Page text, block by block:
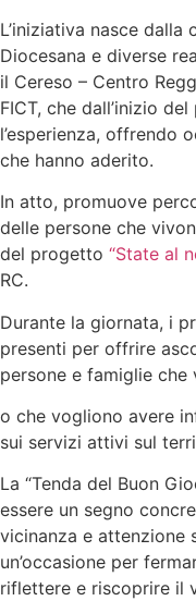
L’iniziativa nasce
Diocesana e diverse
il Cereso – Centro
FICT, che dall’inizio
l’esperienza, offrendo
che hanno aderito.
In atto, promuove
delle persone che
del progetto “State al
RC.
Durante la giornata, i
presenti per offrire
persone e famiglie che
o che vogliono avere
sui servizi attivi sul
La “Tenda del Buon
essere un segno
vicinanza e attenzione
un’occasione per
riflettere e riscoprire il